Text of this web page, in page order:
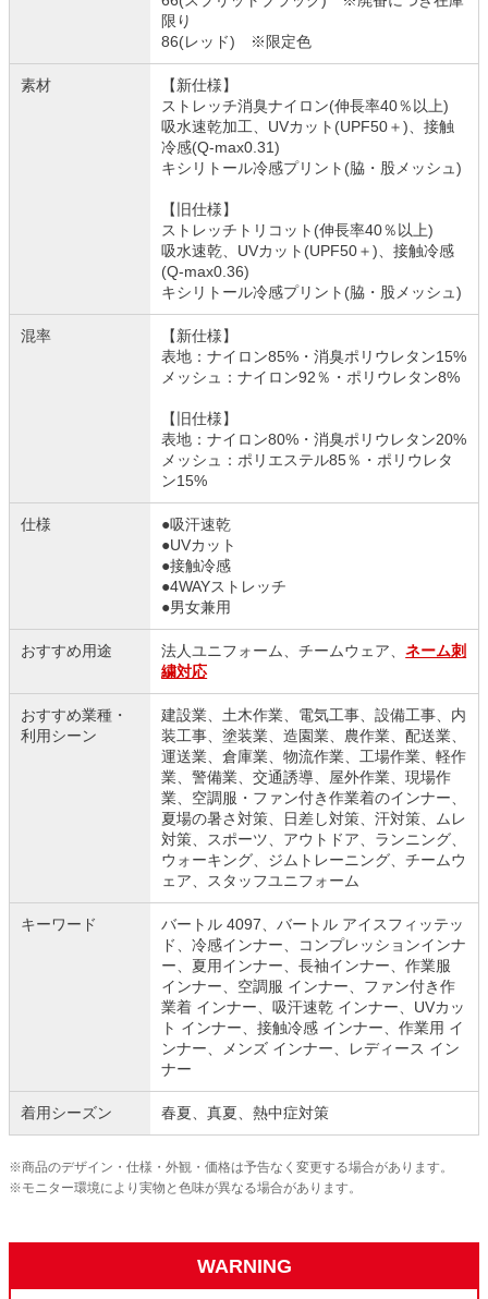
限り
86(レッド) ※限定色
素材
【新仕様】
ストレッチ消臭ナイロン(伸長率40％以上)
吸水速乾加工、UVカット(UPF50＋)、接触
冷感(Q-max0.31)
キシリトール冷感プリント(脇・股メッシュ)
【旧仕様】
ストレッチトリコット(伸長率40％以上)
吸水速乾、UVカット(UPF50＋)、接触冷感
(Q-max0.36)
キシリトール冷感プリント(脇・股メッシュ)
混率
【新仕様】
表地：ナイロン85%・消臭ポリウレタン15%
メッシュ：ナイロン92％・ポリウレタン8%
【旧仕様】
表地：ナイロン80%・消臭ポリウレタン20%
メッシュ：ポリエステル85％・ポリウレタ
ン15%
仕様
●吸汗速乾
●UVカット
●接触冷感
●4WAYストレッチ
●男女兼用
おすすめ用途 法人ユニフォーム、チームウェア、ネーム刺
繍対応
おすすめ業種・
利用シーン
建設業、土木作業、電気工事、設備工事、内
装工事、塗装業、造園業、農作業、配送業、
運送業、倉庫業、物流作業、工場作業、軽作
業、警備業、交通誘導、屋外作業、現場作
業、空調服・ファン付き作業着のインナー、
夏場の暑さ対策、日差し対策、汗対策、ムレ
対策、スポーツ、アウトドア、ランニング、
ウォーキング、ジムトレーニング、チームウ
ェア、スタッフユニフォーム
キーワード
バートル 4097、バートル アイスフィッテッ
ド、冷感インナー、コンプレッションインナ
ー、夏用インナー、長袖インナー、作業服
インナー、空調服 インナー、ファン付き作
業着 インナー、吸汗速乾 インナー、UVカッ
ト インナー、接触冷感 インナー、作業用 イ
ンナー、メンズ インナー、レディース イン
ナー
着用シーズン 春夏、真夏、熱中症対策
※商品のデザイン・仕様・外観・価格は予告なく変更する場合があります。
※モニター環境により実物と色味が異なる場合があります。
WARNING